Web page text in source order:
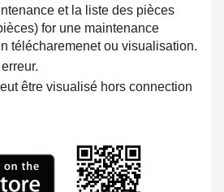
et la liste des pièces
for une maintenance
télécharemenet ou visualisation.
être visualisé hors connection